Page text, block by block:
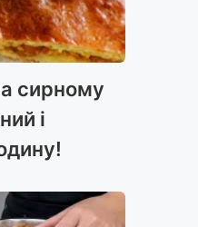
сирному
і